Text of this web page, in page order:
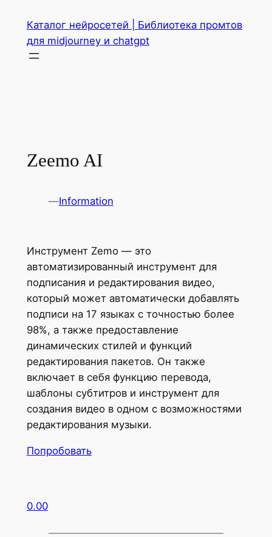
содержимому
Каталог нейросетей | Библиотека промтов
для midjourney и chatgpt
Zeemo AI
—Information
Инструмент Zemo — это
автоматизированный инструмент для
подписания и редактирования видео,
который может автоматически добавлять
подписи на 17 языках с точностью более
98%, а также предоставление
динамических стилей и функций
редактирования пакетов. Он также
включает в себя функцию перевода,
шаблоны субтитров и инструмент для
создания видео в одном с возможностями
редактирования музыки.
Попробовать
0.00